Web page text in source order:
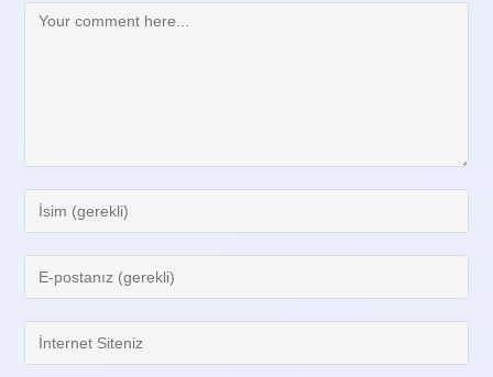
Comment
Enter
your
name
comment
Enter
your
email
address
Enter
your